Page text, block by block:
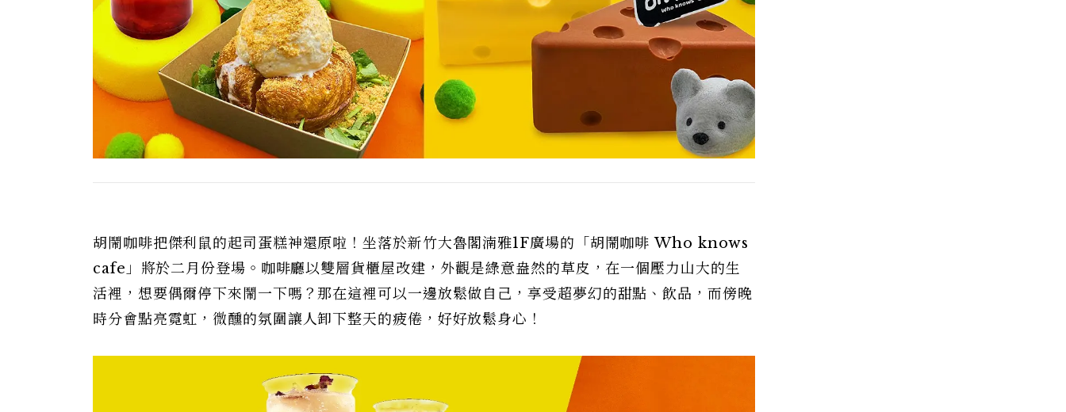
胡鬧咖啡把傑利鼠的起司蛋糕神還原啦！坐落於新竹大魯閣湳雅1F廣場的「胡鬧咖啡 Who knows
cafe」將於二月份登場。咖啡廳以雙層貨櫃屋改建，外觀是綠意盎然的草皮，在一個壓力山大的生
活裡，想要偶爾停下來鬧一下嗎？那在這裡可以一邊放鬆做自己，享受超夢幻的甜點、飲品，而傍晚
時分會點亮霓虹，微醺的氛圍讓人卸下整天的疲倦，好好放鬆身心！